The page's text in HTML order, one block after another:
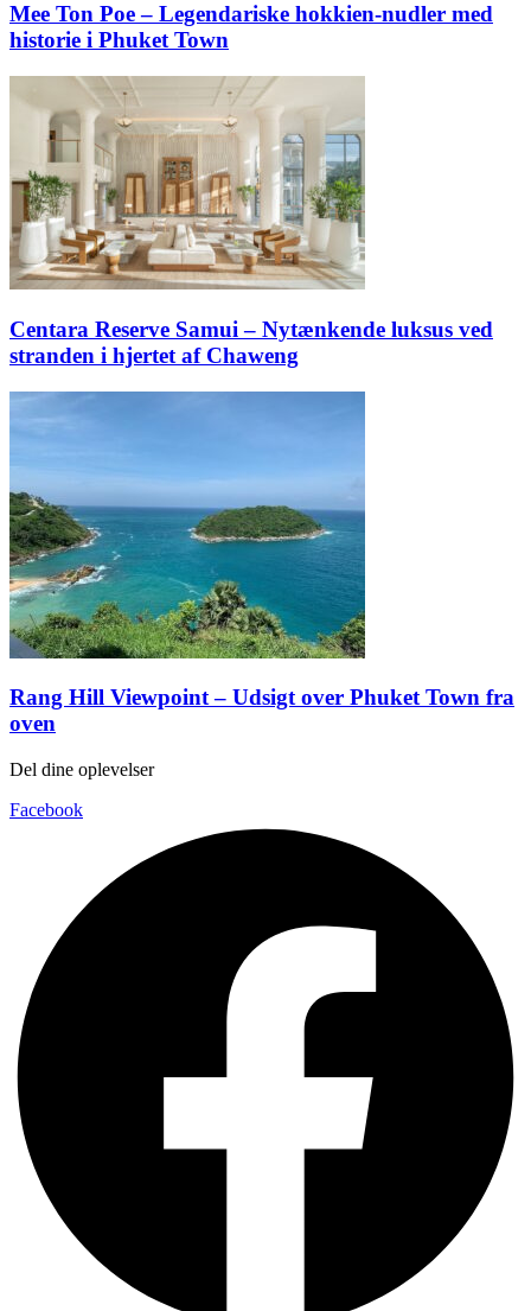
Mee Ton Poe – Legendariske hokkien-nudler med
historie i Phuket Town
Centara Reserve Samui – Nytænkende luksus ved
stranden i hjertet af Chaweng
Rang Hill Viewpoint – Udsigt over Phuket Town fra
oven
Del dine oplevelser
Facebook